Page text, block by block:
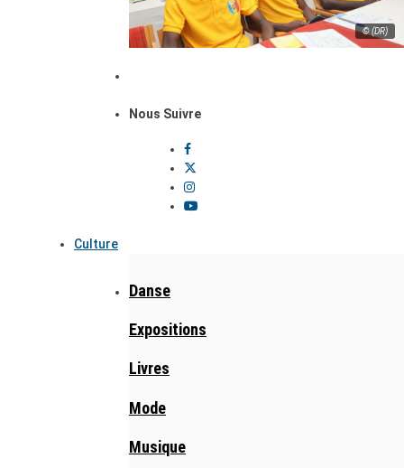
© (DR)
Nous Suivre
Culture
Danse
Expositions
Livres
Mode
Musique